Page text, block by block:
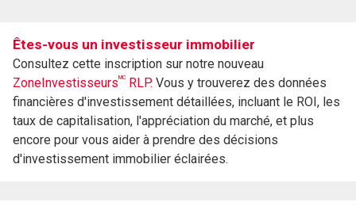
Êtes-vous un investisseur immobilier
Consultez cette inscription sur notre nouveau
ZoneInvestisseursMC RLP. Vous y trouverez des données
financières d'investissement détaillées, incluant le ROI, les
taux de capitalisation, l'appréciation du marché, et plus
encore pour vous aider à prendre des décisions
d'investissement immobilier éclairées.